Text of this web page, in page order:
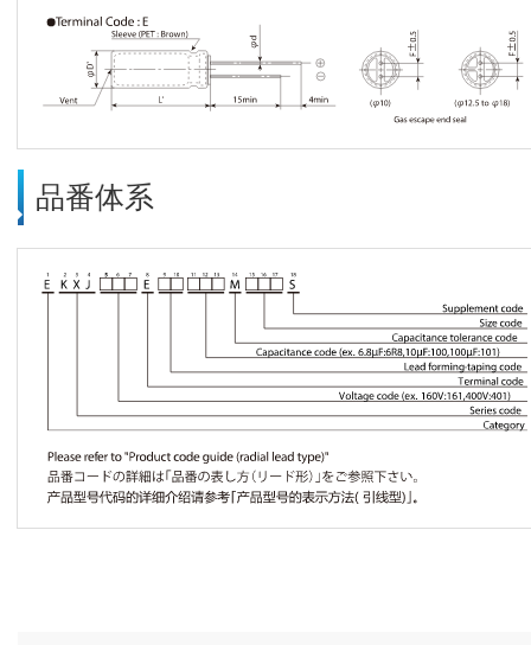
品番体系